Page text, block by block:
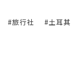
#旅行社 #土耳其